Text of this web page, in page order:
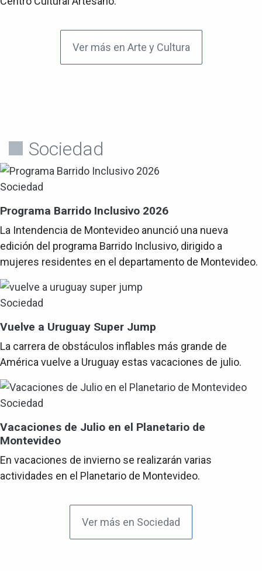
Ver más en Arte y Cultura
Sociedad
Sociedad
Programa Barrido Inclusivo 2026
La Intendencia de Montevideo anunció una nueva
edición del programa Barrido Inclusivo, dirigido a
mujeres residentes en el departamento de Montevideo.
Sociedad
Vuelve a Uruguay Super Jump
La carrera de obstáculos inflables más grande de
América vuelve a Uruguay estas vacaciones de julio.
Sociedad
Vacaciones de Julio en el Planetario de
Montevideo
En vacaciones de invierno se realizarán varias
actividades en el Planetario de Montevideo.
Ver más en Sociedad